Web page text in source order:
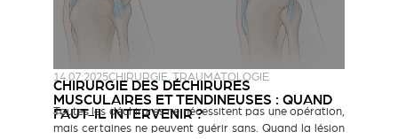
14.07.2025CHIRURGIE, TRAUMATOLOGIE
CHIRURGIE DES DÉCHIRURES
MUSCULAIRES ET TENDINEUSES : QUAND
FAUT-IL INTERVENIR ?
Toutes les déchirures ne nécessitent pas une opération,
mais certaines ne peuvent guérir sans. Quand la lésion